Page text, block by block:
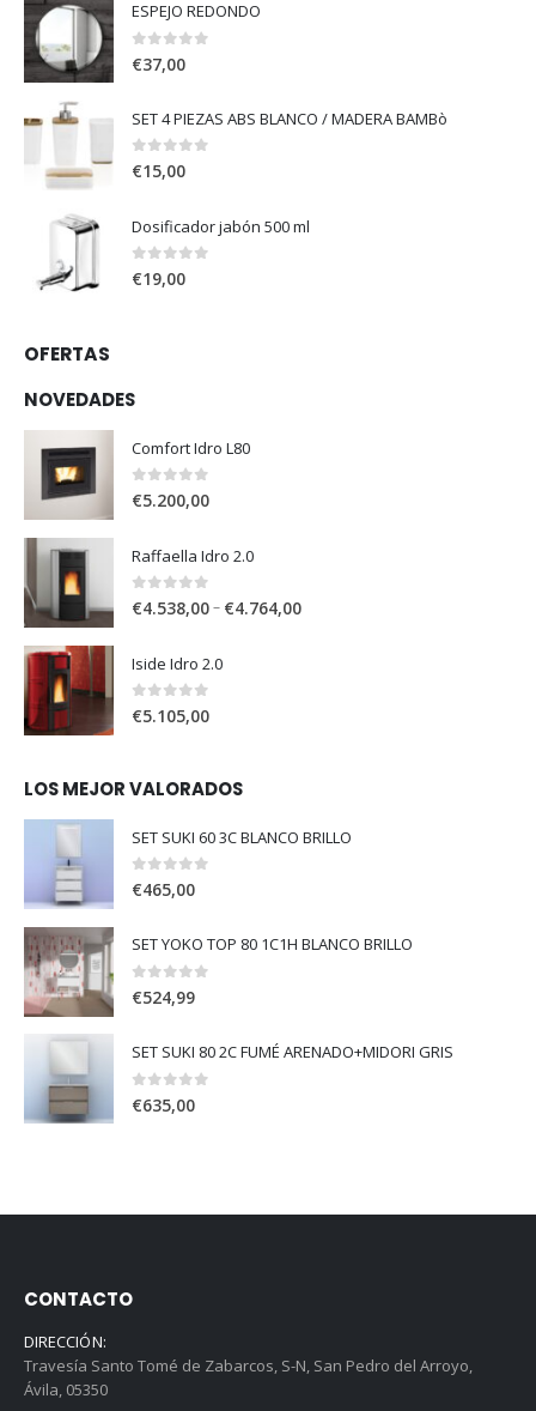
ESPEJO REDONDO
0out of 5
€37,00
SET 4 PIEZAS ABS BLANCO / MADERA BAMBò
0 out of 5
€15,00
Dosificador jabón 500 ml
0 out of 5
€19,00
OFERTAS
NOVEDADES
Comfort Idro L80
0out of 5
€5.200,00
Raffaella Idro 2.0
0 out of 5
€4.538,00– €4.764,00
Iside Idro 2.0
0out of 5
€5.105,00
LOS MEJOR VALORADOS
SET SUKI 60 3C BLANCO BRILLO
0 out of 5
€465,00
SET YOKO TOP 80 1C1H BLANCO BRILLO
0out of 5
€524,99
SET SUKI 80 2C FUMÉ ARENADO+MIDORI GRIS
0 out of 5
€635,00
CONTACTO
DIRECCIÓN:
Travesía Santo Tomé de Zabarcos, S-N, San Pedro del Arroyo,
Ávila, 05350